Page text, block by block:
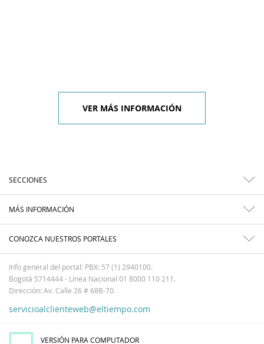
VER MÁS INFORMACIÓN
SECCIONES
MÁS INFORMACIÓN
CONOZCA NUESTROS PORTALES
Info general del portal: PBX: 57 (1) 2940100.
Bogotá 5714444 - Línea Nacional 01 8000 110 211.
Dirección: Av. Calle 26 # 68B-70.
servicioalclienteweb@eltiempo.com
VERSIÓN PARA COMPUTADOR